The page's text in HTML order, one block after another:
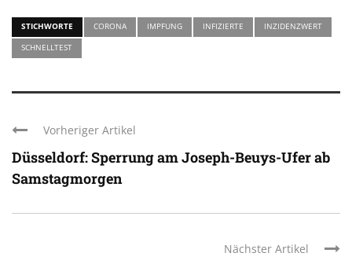
STICHWORTE CORONA IMPFUNG INFIZIERTE
INZIDENZWERT
SCHNELLTEST
Vorheriger Artikel
Düsseldorf: Sperrung am Joseph-Beuys-Ufer ab
Samstagmorgen
Nächster Artikel